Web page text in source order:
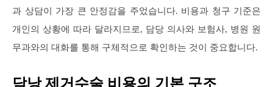
과 상담이 가장 큰 안정감을 주었습니다. 비용과 청구 기준은
개인의 상황에 따라 달라지므로, 담당 의사와 보험사, 병원 원
무과와의 대화를 통해 구체적으로 확인하는 것이 중요합니다.
담낭 제거수술 비용의 기본 구조